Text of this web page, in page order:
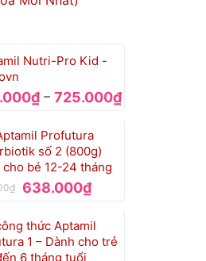
Nutri-Pro Kid -
₫ – 725.000₫Khoảng
Profutura
số 2 (800g)
cho bé 12-24 tháng
₫
Giá
là:
760.000₫.
638.000₫Giá
tại
là:
638.000₫.
thức Aptamil
1 – Dành cho trẻ
6 tháng tuổi